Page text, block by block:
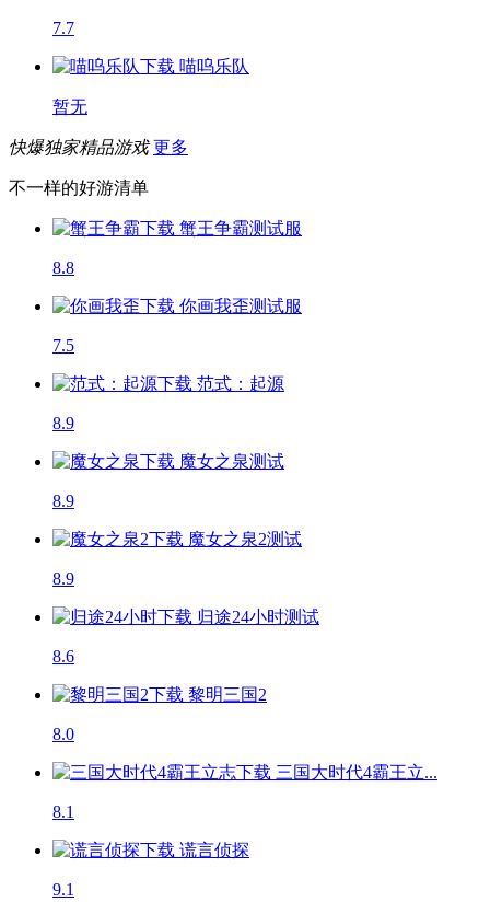
7.7
喵呜乐队
暂无
快爆独家精品游戏 更多
不一样的好游清单
蟹王争霸测试服
8.8
你画我歪测试服
7.5
范式：起源
8.9
魔女之泉测试
8.9
魔女之泉2测试
8.9
归途24小时测试
8.6
黎明三国2
8.0
三国大时代4霸王立...
8.1
谎言侦探
9.1